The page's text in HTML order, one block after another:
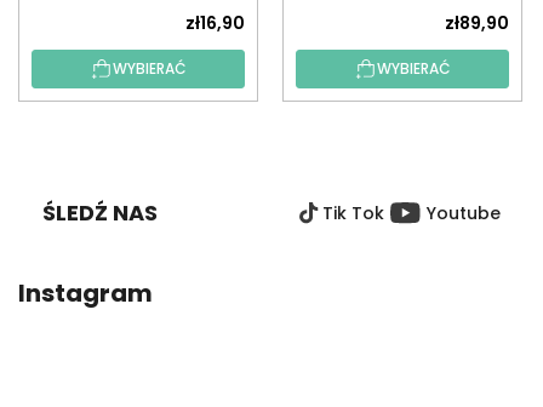
zł16,90
WYBIERAĆ
zł89,90
WYBIERAĆ
ŚLEDŹ NAS Tik Tok Youtube
Instagram